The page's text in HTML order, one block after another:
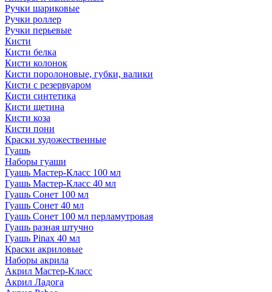
Ручки шариковые
Ручки роллер
Ручки перьевые
Кисти
Кисти белка
Кисти колонок
Кисти поролоновые, губки, валики
Кисти с резервуаром
Кисти синтетика
Кисти щетина
Кисти коза
Кисти пони
Краски художественные
Гуашь
Наборы гуаши
Гуашь Мастер-Класс 100 мл
Гуашь Мастер-Класс 40 мл
Гуашь Сонет 100 мл
Гуашь Сонет 40 мл
Гуашь Сонет 100 мл перламутровая
Гуашь разная штучно
Гуашь Pinax 40 мл
Краски акриловые
Наборы акрила
Акрил Мастер-Класс
Акрил Ладога